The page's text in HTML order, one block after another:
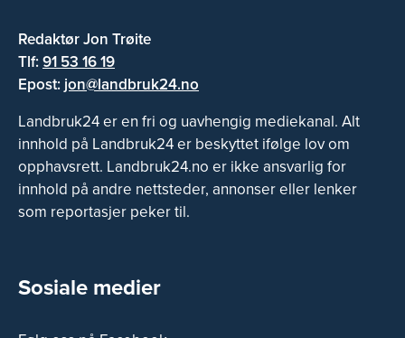
Redaktør Jon Trøite
Tlf:91 53 16 19
Epost: jon@landbruk24.no
Landbruk24 er en fri og uavhengig mediekanal. Alt
innhold på Landbruk24 er beskyttet ifølge lov om
opphavsrett. Landbruk24.no er ikke ansvarlig for
innhold på andre nettsteder, annonser eller lenker
som reportasjer peker til.
Sosiale medier